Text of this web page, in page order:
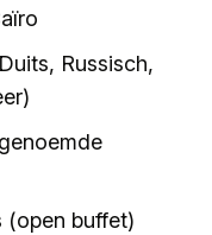
Russisch,
(open buffet)